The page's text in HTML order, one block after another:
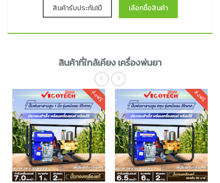
สินค้ารับประกัน1ปี เลือกซื้อสินค้า
สินค้าที่ใกล้เคียง เครื่องพ่นยา
ส่งฟรี ส่งฟรี